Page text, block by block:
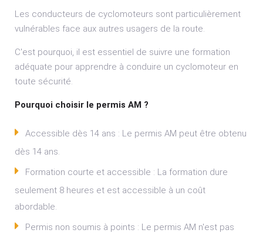
Les conducteurs de cyclomoteurs sont particulièrement
vulnérables face aux autres usagers de la route.
C'est pourquoi, il est essentiel de suivre une formation
adéquate pour apprendre à conduire un cyclomoteur en
toute sécurité.
Pourquoi choisir le permis AM ?
Accessible dès 14 ans : Le permis AM peut être obtenu
dès 14 ans.
Formation courte et accessible : La formation dure
seulement 8 heures et est accessible à un coût
abordable.
Permis non soumis à points : Le permis AM n'est pas